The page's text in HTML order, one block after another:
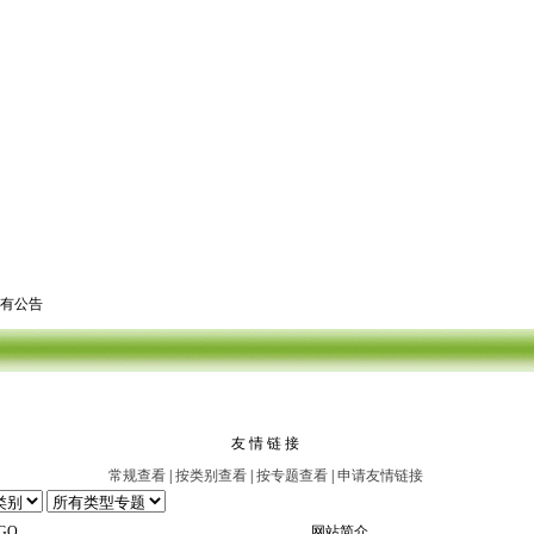
公告
友 情 链 接
常规查看| 按类别查看| 按专题查看| 申请友情链接